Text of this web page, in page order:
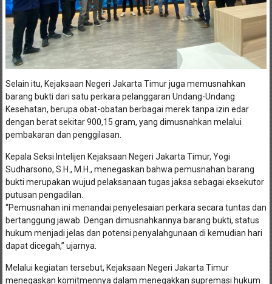
Selain itu, Kejaksaan Negeri Jakarta Timur juga memusnahkan
barang bukti dari satu perkara pelanggaran Undang-Undang
Kesehatan, berupa obat-obatan berbagai merek tanpa izin edar
dengan berat sekitar 900,15 gram, yang dimusnahkan melalui
pembakaran dan penggilasan.
Sudharsono, S.H., M.H., menegaskan bahwa pemusnahan barang
bukti merupakan wujud pelaksanaan tugas jaksa sebagai eksekutor
putusan pengadilan.
“Pemusnahan ini menandai penyelesaian perkara secara tuntas dan
bertanggung jawab. Dengan dimusnahkannya barang bukti, status
hukum menjadi jelas dan potensi penyalahgunaan di kemudian hari
dapat dicegah,” ujarnya.
menegaskan komitmennya dalam menegakkan supremasi hukum
serta menjaga transparansi dan akuntabilitas penanganan perkara,